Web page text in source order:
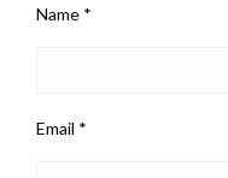
Name *
Email *